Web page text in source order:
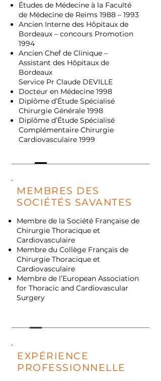
Études de Médecine à la Faculté
de Médecine de Reims 1988 – 1993
Ancien Interne des Hôpitaux de
Bordeaux – concours Promotion
1994
Ancien Chef de Clinique –
Assistant des Hôpitaux de
Bordeaux
Service Pr Claude DEVILLE
Docteur en Médecine 1998
Diplôme d’Étude Spécialisé
Chirurgie Générale 1998
Diplôme d’Étude Spécialisé
Complémentaire Chirurgie
Cardiovasculaire 1999
MEMBRES DES
SOCIÉTÉS SAVANTES
Membre de la Société Française de
Chirurgie Thoracique et
Cardiovasculaire
Membre du Collège Français de
Chirurgie Thoracique et
Cardiovasculaire
Membre de l’European Association
for Thoracic and Cardiovascular
Surgery
EXPÉRIENCE
PROFESSIONNELLE